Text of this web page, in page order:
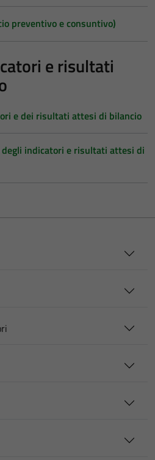
preventivo e consuntivo)
e risultati
e dei risultati attesi di bilancio
indicatori e risultati attesi di